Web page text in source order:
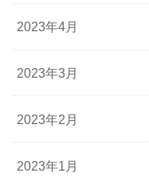
2023年4月
2023年3月
2023年2月
2023年1月